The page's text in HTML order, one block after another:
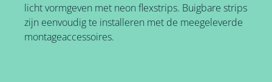
licht vormgeven met neon flexstrips. Buigbare strips
zijn eenvoudig te installeren met de meegeleverde
montageaccessoires.